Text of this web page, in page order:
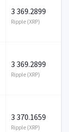
3 369.2899
Ripple (XRP)
3 369.2899
Ripple (XRP)
3 370.1659
Ripple (XRP)